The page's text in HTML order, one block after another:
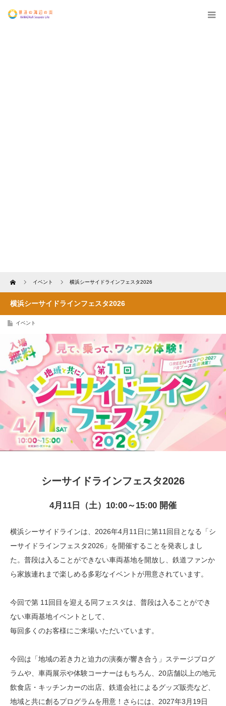
Home イベント 横浜シーサイドラインフェスタ2026
横浜シーサイドラインフェスタ2026
イベント
シーサイドラインフェスタ2026
4月11日（土）10:00～15:00 開催
横浜シーサイドラインは、2026年4月11日に第11回目となる「シ
ーサイドラインフェスタ2026」を開催することを発表しまし
た。普段は入ることができない車両基地を開放し、鉄道ファンか
ら家族連れまで楽しめる多彩なイベントが用意されています。
今回で第 11回目を迎える同フェスタは、普段は入ることができ
ない車両基地イベントとして、
毎回多くのお客様にご来場いただいています。
今回は「地域の若き力と迫力の演奏が響き合う」ステージプログ
ラムや、車両展示や体験コーナーはもちろん、20店舗以上の地元
飲食店・キッチンカーの出店、鉄道会社によるグッズ販売など、
地域と共に創るプログラムを用意！さらには、2027年3月19日